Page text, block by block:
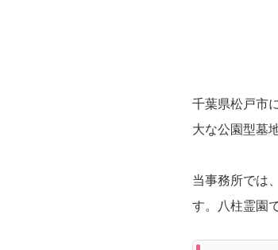
千葉県松戸市
大な公園型墓
当事務所では
す。八柱霊園